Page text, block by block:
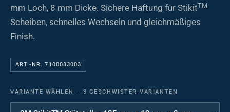
mm Loch, 8 mm Dicke. Sichere Haftung für StikitTM
Scheiben, schnelles Wechseln und gleichmäßiges
Finish.
ART.-NR. 7100033003
VARIANTE WÄHLEN — 3 GESCHWISTER-VARIANTEN